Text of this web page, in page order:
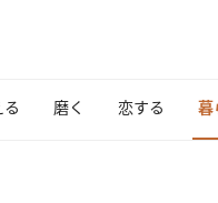
磨く 恋する 暮